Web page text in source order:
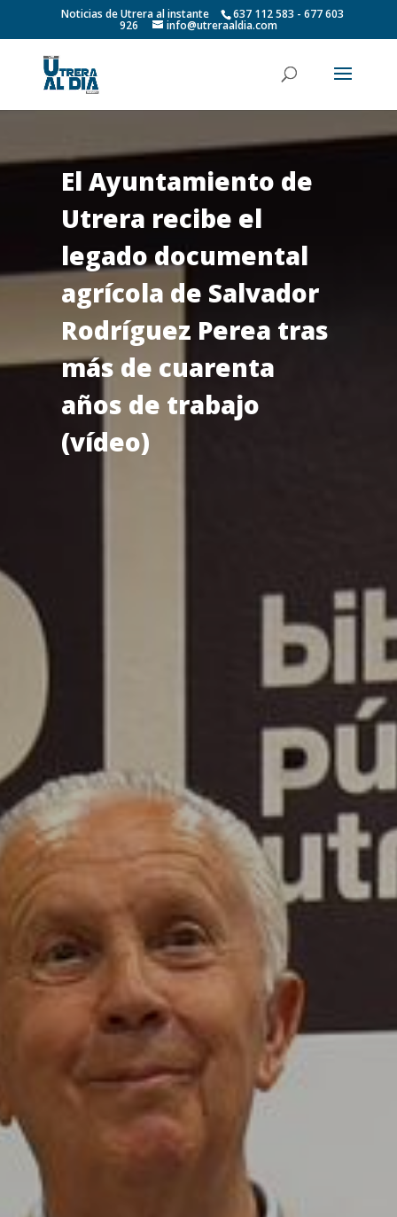
Noticias de Utrera al instante 637 112 583 - 677 603
926 info@utreraaldia.com
El Ayuntamiento de
Utrera recibe el
legado documental
agrícola de Salvador
Rodríguez Perea tras
más de cuarenta
años de trabajo
(vídeo)